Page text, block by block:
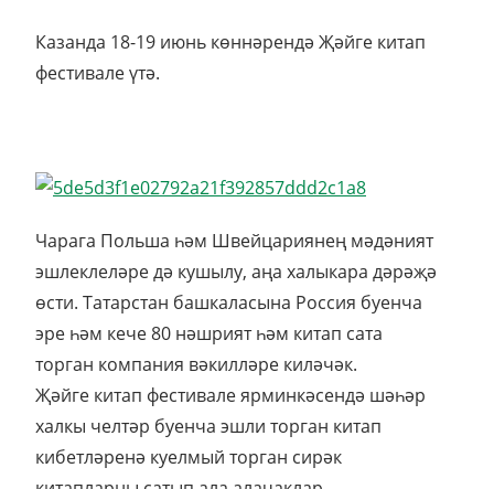
Казанда 18-19 июнь көннәрендә Җәйге китап
фестивале үтә.
Чарага Польша һәм Швейцариянең мәдәният
эшлеклеләре дә кушылу, аңа халыкара дәрәҗә
өсти. Татарстан башкаласына Россия буенча
эре һәм кече 80 нәшрият һәм китап сата
торган компания вәкилләре киләчәк.
Җәйге китап фестивале ярминкәсендә шәһәр
халкы челтәр буенча эшли торган китап
кибетләренә куелмый торган сирәк